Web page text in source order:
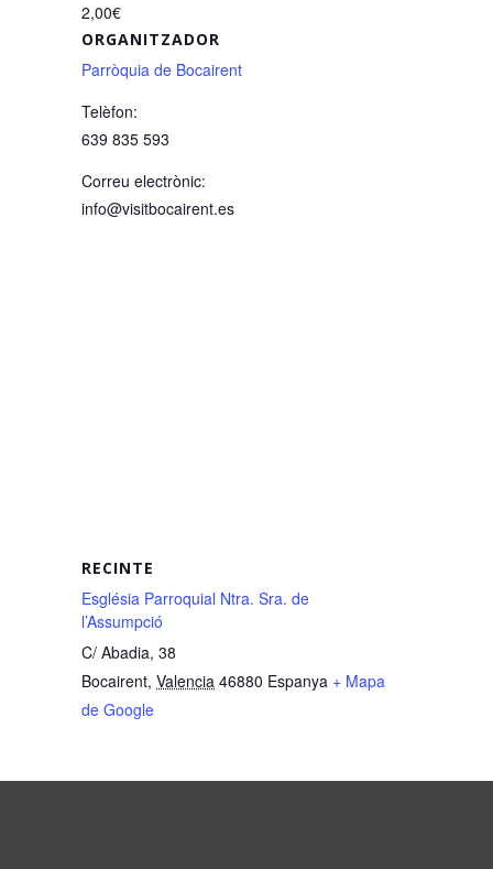
2,00€
ORGANITZADOR
Parròquia de Bocairent
Telèfon:
639 835 593
Correu electrònic:
info@visitbocairent.es
RECINTE
Església Parroquial Ntra. Sra. de
l’Assumpció
C/ Abadia, 38
Bocairent, Valencia 46880 Espanya + Mapa
de Google